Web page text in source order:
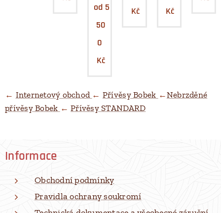
od 5
50
0
Kč
Kč
Kč
← Internetový obchod ← Přívěsy Bobek ←Nebrzděné
přívěsy Bobek ←Přívěsy STANDARD
Informace
Obchodní podmínky
Pravidla ochrany soukromí